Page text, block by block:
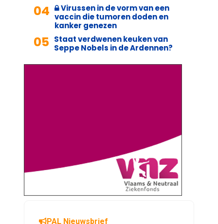
04
Virussen in de vorm van een
vaccin die tumoren doden en
kanker genezen
05 Staat verdwenen keuken van
Seppe Nobels in de Ardennen?
PAL Nieuwsbrief